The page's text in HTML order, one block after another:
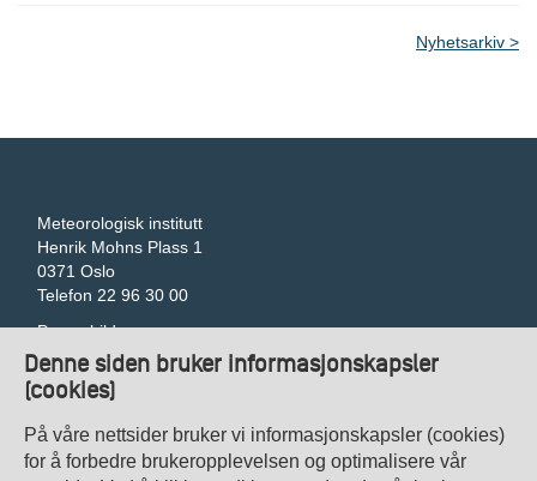
Denne siden bruker informasjonskapsler
(cookies)
På våre nettsider bruker vi informasjonskapsler (cookies)
for å forbedre brukeropplevelsen og optimalisere vår
Nyhetsarkiv
Meteorologisk institutt
Henrik Mohns Plass 1
0371 Oslo
Telefon 22 96 30 00
Pressebilder
Tilgjengelegheitserklæring
Gi tilbakemelding om universell utforming
Veibeskrivelse
Kontakt oss
Personvern